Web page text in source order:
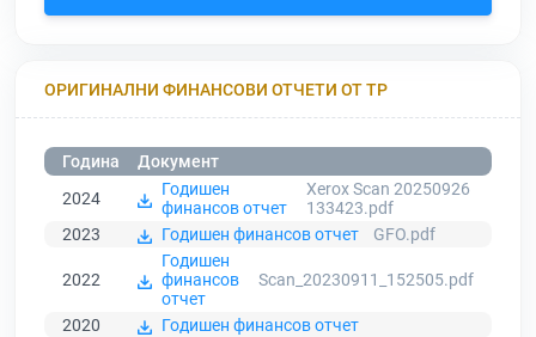
ОРИГИНАЛНИ ФИНАНСОВИ ОТЧЕТИ ОТ ТР
Година
Документ
2024
Годишен
финансов отчет
Xerox Scan 20250926
133423.pdf
2023
Годишен финансов отчет GFO.pdf
2022
Годишен
финансов
отчет
Scan_20230911_152505.pdf
2020
Годишен финансов отчет